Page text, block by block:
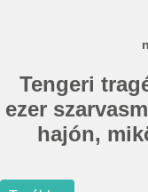
Tengeri
ezer
hajón,